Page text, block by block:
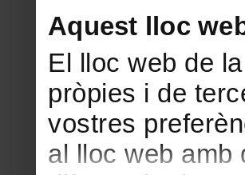
Aquest lloc
El lloc web de
pròpies i de
vostres
al lloc web amb